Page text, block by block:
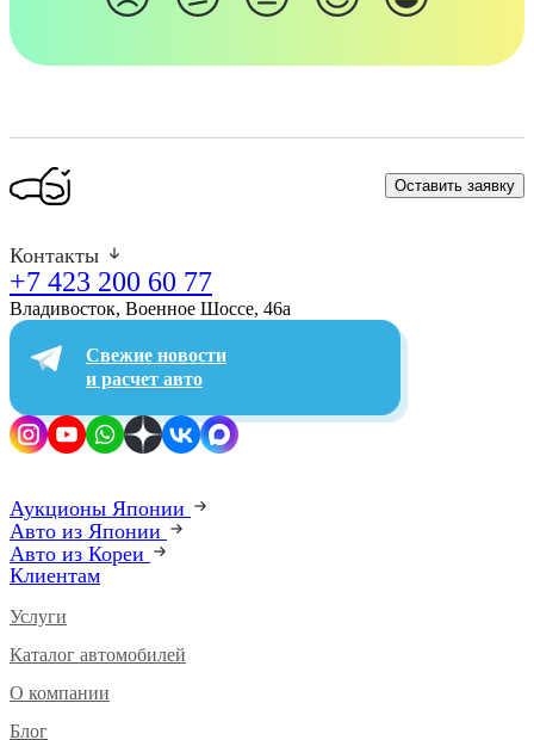
Оставить заявку
Контакты
+7 423 200 60 77
Владивосток, Военное Шоссе, 46а​
Свежие новости
и расчет авто
Аукционы Японии
Авто из Японии
Авто из Кореи
Клиентам
Услуги
Каталог автомобилей
О компании
Блог